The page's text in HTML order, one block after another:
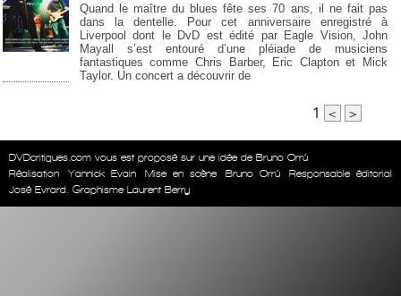
Quand le maître du blues fête ses 70 ans, il ne fait pas
dans la dentelle. Pour cet anniversaire enregistré à
Liverpool dont le DvD est édité par Eagle Vision, John
Mayall s’est entouré d’une pléiade de musiciens
fantastiques comme Chris Barber, Eric Clapton et Mick
Taylor. Un concert a découvrir de
1 < >
DVDcritiques.com vous est proposé sur une idée de Bruno Orrú
Réalisation
Yannick Evain Mise en scène Bruno Orrú
Responsable éditorial
José Evrard. Graphisme Laurent Berry